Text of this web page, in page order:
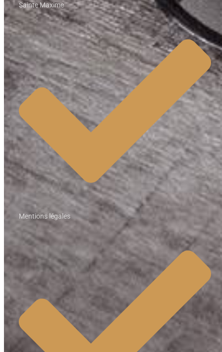
Sainte Maxime
Mentions légales